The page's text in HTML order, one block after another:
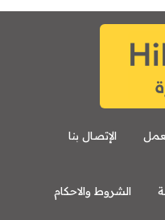
الإتصال بنا
الشروط والاحكام